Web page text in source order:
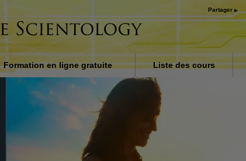
Partager
Formation en ligne gratuite Liste des cours
Introduction
Réponses aux drogues
Procédés d’assistance pour
maladies et blessures